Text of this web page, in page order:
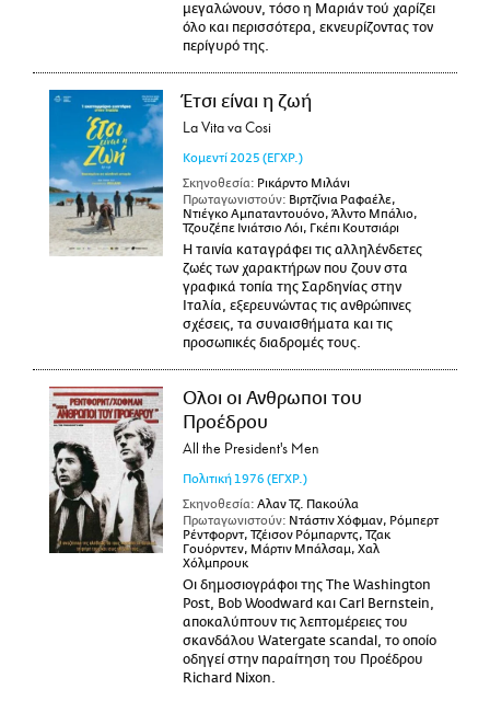
μεγαλώνουν, τόσο η Μαριάν τού χαρίζει
όλο και περισσότερα, εκνευρίζοντας τον
περίγυρό της.
Έτσι είναι η ζωή
La Vita va Cosi
Κομεντί 2025 (ΕΓΧΡ.)
Σκηνοθεσία: Ρικάρντο Μιλάνι
Πρωταγωνιστούν: Βιρτζίνια Ραφαέλε,
Ντιέγκο Αμπαταντουόνο, Άλντο Μπάλιο,
Τζουζέπε Ινιάτσιο Λόι, Γκέπι Κουτσιάρι
Η ταινία καταγράφει τις αλληλένδετες
ζωές των χαρακτήρων που ζουν στα
γραφικά τοπία της Σαρδηνίας στην
Ιταλία, εξερευνώντας τις ανθρώπινες
σχέσεις, τα συναισθήματα και τις
προσωπικές διαδρομές τους.
Ολοι οι Ανθρωποι του
Προέδρου
All the President's Men
Πολιτική1976 (ΕΓΧΡ.)
Σκηνοθεσία: Αλαν Τζ. Πακούλα
Πρωταγωνιστούν: Ντάστιν Χόφμαν, Ρόμπερτ
Ρέντφορντ, Τζέισον Ρόμπαρντς, Τζακ
Γουόρντεν, Μάρτιν Μπάλσαμ, Χαλ
Χόλμπρουκ
Οι δημοσιογράφοι της The Washington
Post, Bob Woodward και Carl Bernstein,
αποκαλύπτουν τις λεπτομέρειες του
σκανδάλου Watergate scandal, το οποίο
οδηγεί στην παραίτηση του Προέδρου
Richard Nixon.